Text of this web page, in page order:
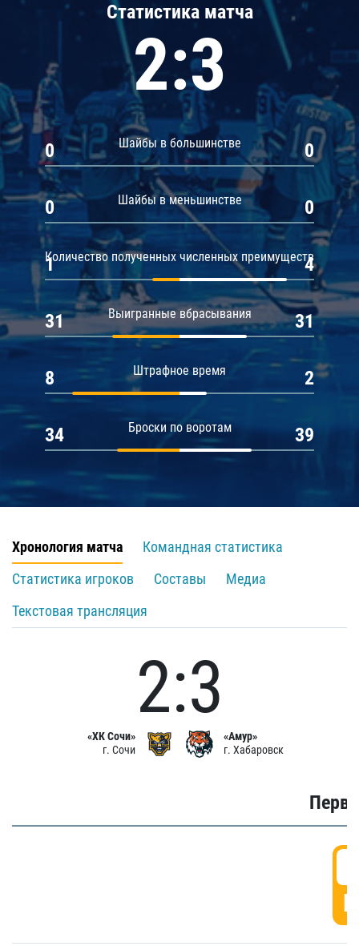
Статистика матча
2:3
Шайбы в большинстве
0 0
Шайбы в меньшинстве
0 0
Количество полученных численных преимуществ
1 4
Выигранные вбрасывания
31 31
Штрафное время
8 2
Броски по воротам
34 39
Хронология матча
Командная статистика
Статистика игроков
Составы
Медиа
Текстовая трансляция
«ХК Сочи»
г. Сочи
2:3
«Амур»
г. Хабаровск